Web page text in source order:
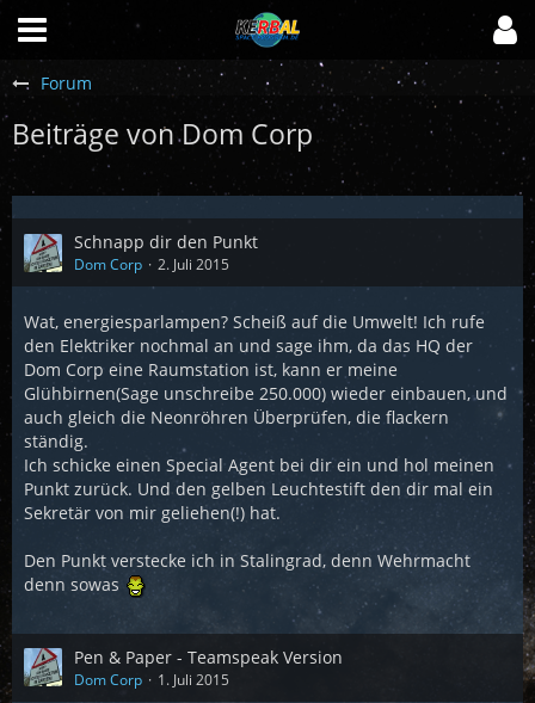
Forum
Beiträge von Dom Corp
Schnapp dir den Punkt
Dom Corp 2. Juli 2015
Wat, energiesparlampen? Scheiß auf die Umwelt! Ich rufe
den Elektriker nochmal an und sage ihm, da das HQ der
Dom Corp eine Raumstation ist, kann er meine
Glühbirnen(Sage unschreibe 250.000) wieder einbauen, und
auch gleich die Neonröhren Überprüfen, die flackern
ständig.
Ich schicke einen Special Agent bei dir ein und hol meinen
Punkt zurück. Und den gelben Leuchtestift den dir mal ein
Sekretär von mir geliehen(!) hat.
Den Punkt verstecke ich in Stalingrad, denn Wehrmacht
denn sowas
Pen & Paper - Teamspeak Version
Dom Corp 1. Juli 2015